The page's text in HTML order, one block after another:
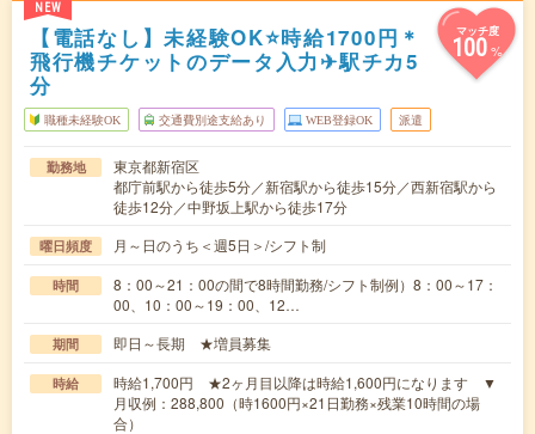
NEW
マッチ度
100%
【電話なし】未経験OK⭐時給1700円＊
飛行機チケットのデータ入力✈駅チカ5
分
職種未経験OK 交通費別途支給あり WEB登録OK 派遣
勤務地
東京都新宿区
都庁前駅から徒歩5分／新宿駅から徒歩15分／西新宿駅から
徒歩12分／中野坂上駅から徒歩17分
曜日頻度 月～日のうち＜週5日＞/シフト制
時間
8：00～21：00の間で8時間勤務/シフト制例）8：00～17：
00、10：00～19：00、12…
期間 即日～長期 ★増員募集
時給
時給1,700円 ★2ヶ月目以降は時給1,600円になります ▼
月収例：288,800（時1600円×21日勤務×残業10時間の場
合）